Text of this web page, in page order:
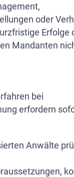
oder
Erfolge
Mandanten
bei
erfordern
Anwälte